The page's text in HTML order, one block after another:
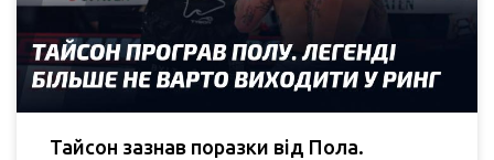
Тайсон зазнав поразки від Пола.